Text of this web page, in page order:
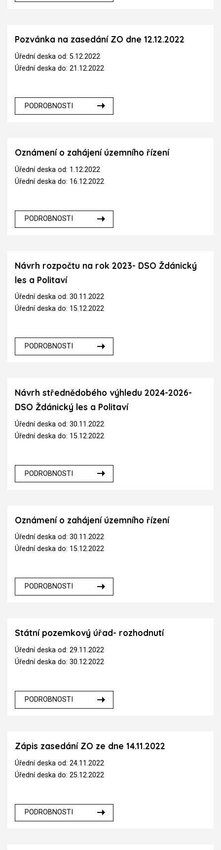
Pozvánka na zasedání ZO dne 12.12.2022
Úřední deska od: 5.12.2022
Úřední deska do: 21.12.2022
PODROBNOSTI
Oznámení o zahájení územního řízení
Úřední deska od: 1.12.2022
Úřední deska do: 16.12.2022
PODROBNOSTI
Návrh rozpočtu na rok 2023- DSO Ždánický
les a Politaví
Úřední deska od: 30.11.2022
Úřední deska do: 15.12.2022
PODROBNOSTI
Návrh střednědobého výhledu 2024-2026-
DSO Ždánický les a Politaví
Úřední deska od: 30.11.2022
Úřední deska do: 15.12.2022
PODROBNOSTI
Oznámení o zahájení územního řízení
Úřední deska od: 30.11.2022
Úřední deska do: 15.12.2022
PODROBNOSTI
Státní pozemkový úřad- rozhodnutí
Úřední deska od: 29.11.2022
Úřední deska do: 30.12.2022
PODROBNOSTI
Zápis zasedání ZO ze dne 14.11.2022
Úřední deska od: 24.11.2022
Úřední deska do: 25.12.2022
PODROBNOSTI